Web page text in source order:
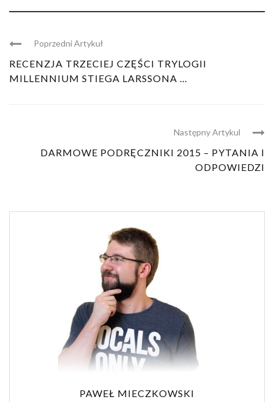
Poprzedni Artykuł
RECENZJA TRZECIEJ CZĘŚCI TRYLOGII
MILLENNIUM STIEGA LARSSONA ...
Następny Artykul
DARMOWE PODRĘCZNIKI 2015 – PYTANIA I
ODPOWIEDZI
PAWEŁ MIECZKOWSKI